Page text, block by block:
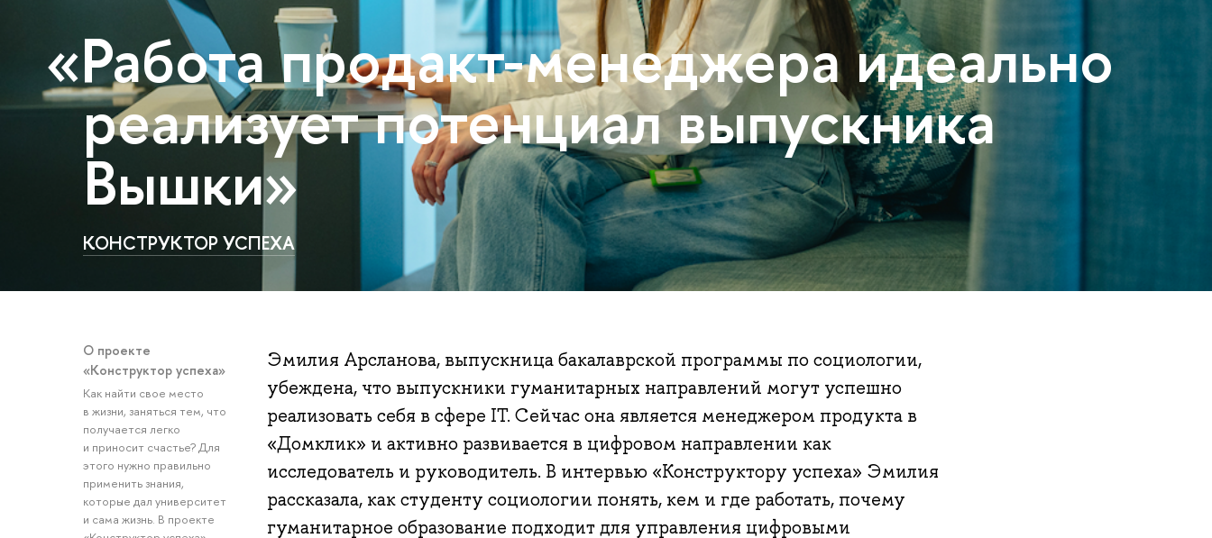
«Работа продакт-менеджера идеально
реализует потенциал выпускника
Вышки»
КОНСТРУКТОР УСПЕХА
О проекте
«Конструктор успеха»
Как найти свое место
в жизни, заняться тем, что
получается легко
и приносит счастье? Для
этого нужно правильно
применить знания,
которые дал университет
и сама жизнь. В проекте
Эмилия Арсланова, выпускница бакалаврской программы по социологии,
убеждена, что выпускники гуманитарных направлений могут успешно
реализовать себя в сфере IT. Сейчас она является менеджером продукта в
«Домклик» и активно развивается в цифровом направлении как
исследователь и руководитель. В интервью «Конструктору успеха» Эмилия
рассказала, как студенту социологии понять, кем и где работать, почему
гуманитарное образование подходит для управления цифровыми